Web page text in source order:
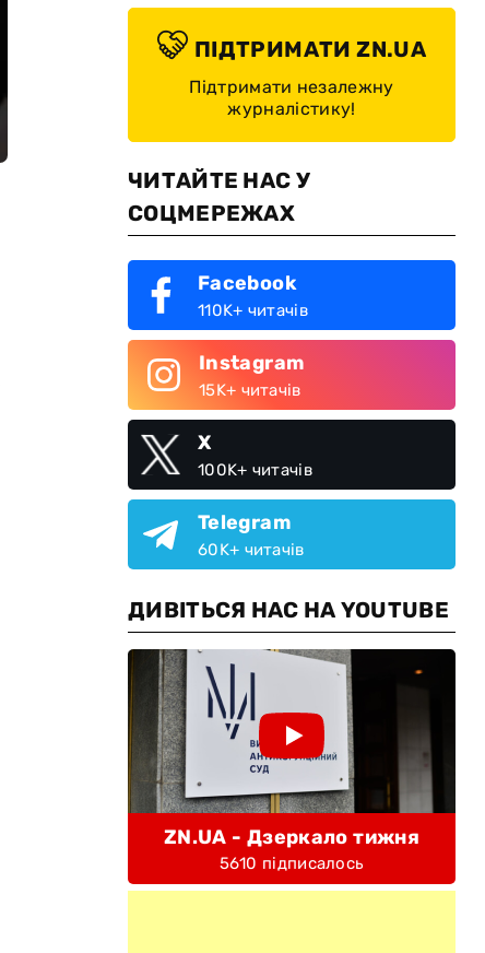
ПІДТРИМАТИ ZN.UA
Підтримати незалежну
журналістику!
ЧИТАЙТЕ НАС У
СОЦМЕРЕЖАХ
Facebook
110K+ читачів
Instagram
15K+ читачів
X
100K+ читачів
Telegram
60K+ читачів
ДИВІТЬСЯ НАС НА YOUTUBE
ZN.UA - Дзеркало тижня
5610 підписалось